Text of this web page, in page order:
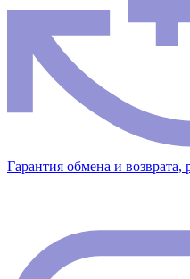
Гарантия обмена и возврата,